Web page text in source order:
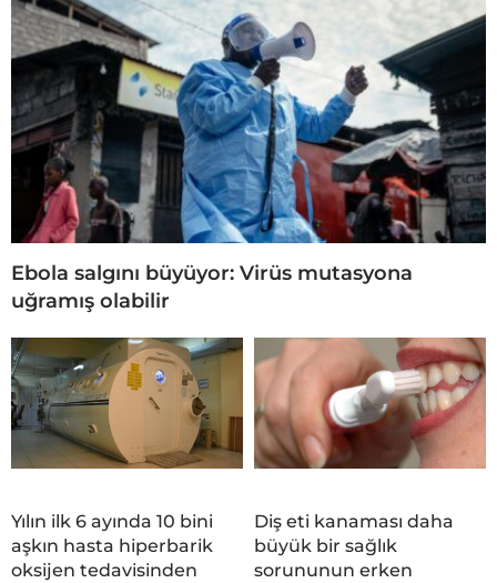
Ebola salgını büyüyor: Virüs mutasyona
uğramış olabilir
Yılın ilk 6 ayında 10 bini
aşkın hasta hiperbarik
oksijen tedavisinden
Diş eti kanaması daha
büyük bir sağlık
sorununun erken